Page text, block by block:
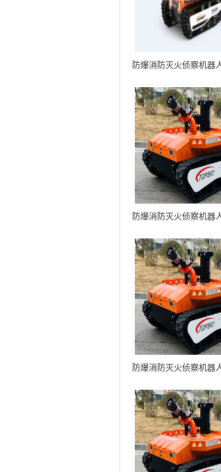
防爆消防灭火侦察机器
装置+语音控制+跟随功
制+水炮跟踪火焰+自主
防爆消防灭火侦察机器
防爆消防灭火侦察机器
MC80BD（第6代）